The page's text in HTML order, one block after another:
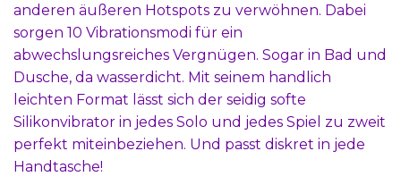
anderen äußeren Hotspots zu verwöhnen. Dabei
sorgen 10 Vibrationsmodi für ein
abwechslungsreiches Vergnügen. Sogar in Bad und
Dusche, da wasserdicht. Mit seinem handlich
leichten Format lässt sich der seidig softe
Silikonvibrator in jedes Solo und jedes Spiel zu zweit
perfekt miteinbeziehen. Und passt diskret in jede
Handtasche!